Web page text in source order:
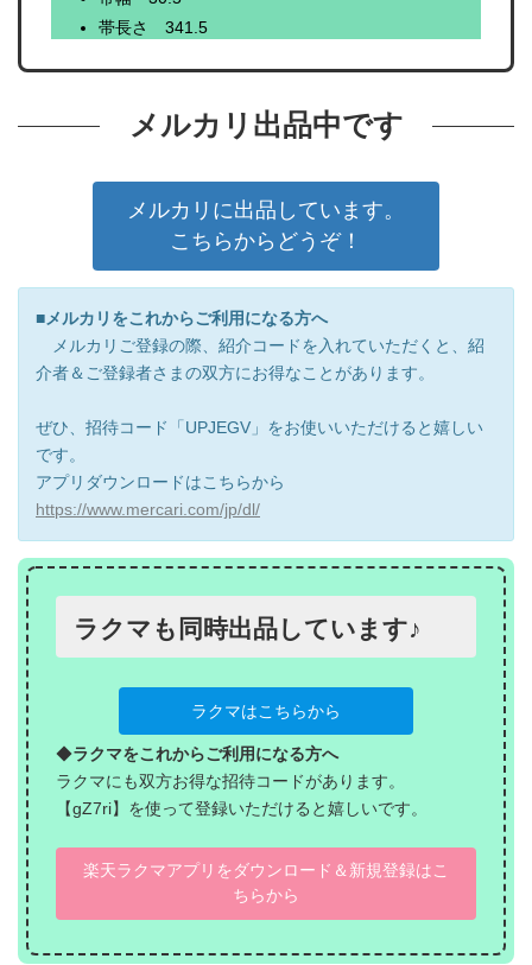
帯長さ 341.5
メルカリ出品中です
メルカリに出品しています。
こちらからどうぞ！
■メルカリをこれからご利用になる方へ
メルカリご登録の際、紹介コードを入れていただくと、紹
介者＆ご登録者さまの双方にお得なことがあります。
ぜひ、招待コード「UPJEGV」をお使いいただけると嬉しい
です。
アプリダウンロードはこちらから
https://www.mercari.com/jp/dl/
ラクマも同時出品しています♪
ラクマはこちらから
◆ラクマをこれからご利用になる方へ
ラクマにも双方お得な招待コードがあります。
【gZ7ri】を使って登録いただけると嬉しいです。
楽天ラクマアプリをダウンロード＆新規登録はこ
ちらから